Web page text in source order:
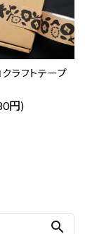
ラフトテープ
円)
search